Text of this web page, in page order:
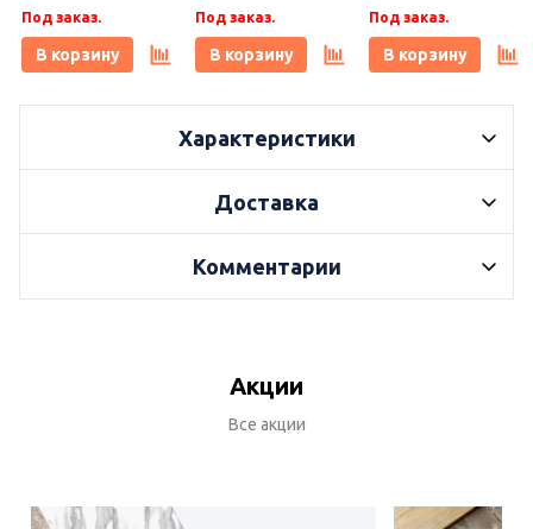
кг, Плитонит
Под заказ.
В корзину
1 кг, Плитонит
Под заказ.
В корзину
бежевый 1 кг,
Плитонит
Под заказ.
В корзину
Характеристики
Доставка
Комментарии
Акции
Все акции